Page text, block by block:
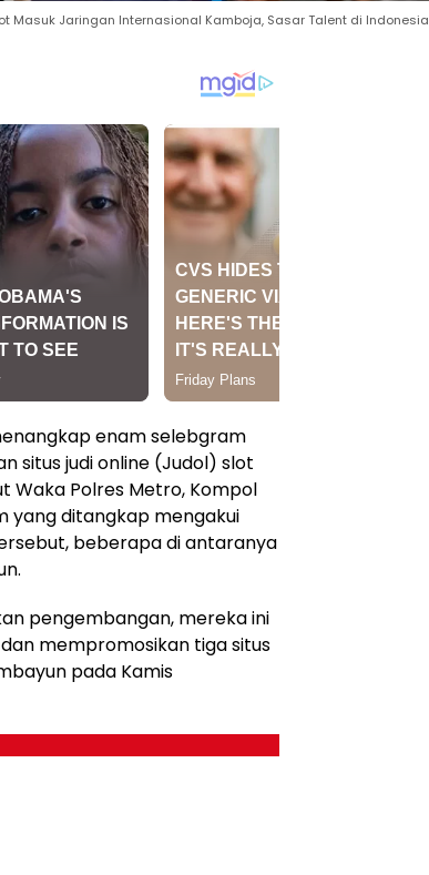
Masuk Jaringan Internasional Kamboja, Sasar Talent di Indonesia
enam selebgram
situs judi online (Judol) slot
Waka Polres Metro, Kompol
yang ditangkap mengakui
beberapa di antaranya
pengembangan, mereka ini
mempromosikan tiga situs
pada Kamis